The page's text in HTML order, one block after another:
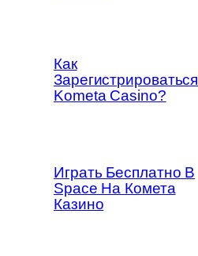
Как
Зарегистрироваться
Kometa Casino?
Играть Бесплатно В
Space На Комета
Казино